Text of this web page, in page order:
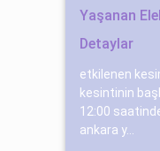
Yaşanan
Detaylar
etkilenen
kesintinin
12:00
ankara y...